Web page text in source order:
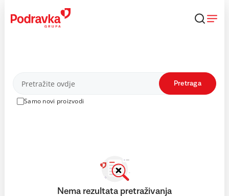
content
Proizvodi
Samo novi proizvodi
Pretraga
Nema rezultata pretraživanja